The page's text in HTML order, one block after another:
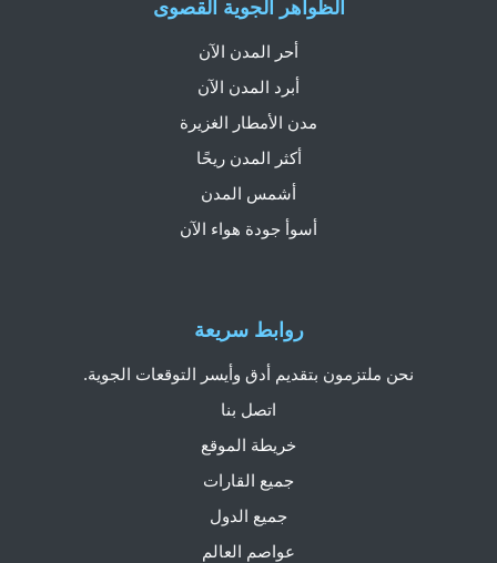
روابط سريعة
نحن ملتزمون بتقديم أدق وأيسر التوقعات الجوية.
اتصل بنا
خريطة الموقع
جميع القارات
جميع الدول
عواصم العالم
الظواهر الجوية القصوى
أحر المدن الآن
أبرد المدن الآن
مدن الأمطار الغزيرة
أكثر المدن ريحًا
أشمس المدن
أسوأ جودة هواء الآن